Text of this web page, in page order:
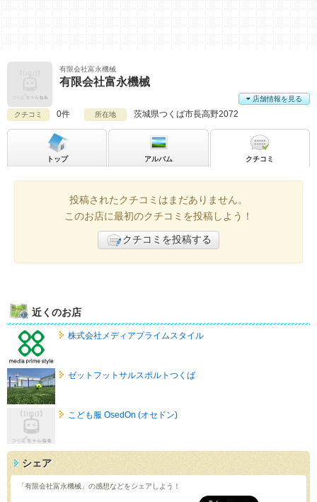
有限会社富永機械
有限会社富永機械
クチコミ 0件 所在地 茨城県つくば市長高野2072
店舗情報を見る
トップ アルバム クチコミ
投稿されたクチコミはまだありません。
このお店に最初のクチコミを投稿しよう！
クチコミを投稿する
近くのお店
株式会社メディアプライムスタイル
ゼットフットサルスポルトつくば
こども服 OsedOn (オセドン)
シェア
「有限会社富永機械」の感想などをシェアしよう！